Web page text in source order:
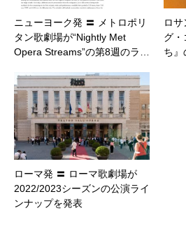
ニューヨーク発 〓 メトロポリ
タン歌劇場が“Nightly Met
Opera Streams”の第8週のラ…
ロ
グ・
ち
ローマ発 〓 ローマ歌劇場が
2022/2023シーズンの公演ライ
ンナップを発表